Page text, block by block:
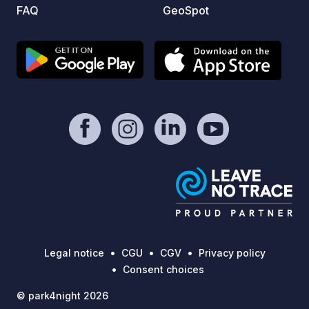
FAQ
GeoSpot
Legal notice CGU CGV
Privacy policy
Consent choices
© park4night 2026